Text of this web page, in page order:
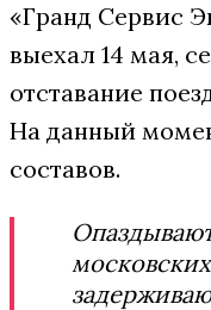
«Гранд Сервис
выехал 14 мая,
отставание
На данный
составов.